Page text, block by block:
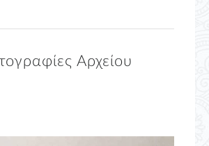
Αρχείου